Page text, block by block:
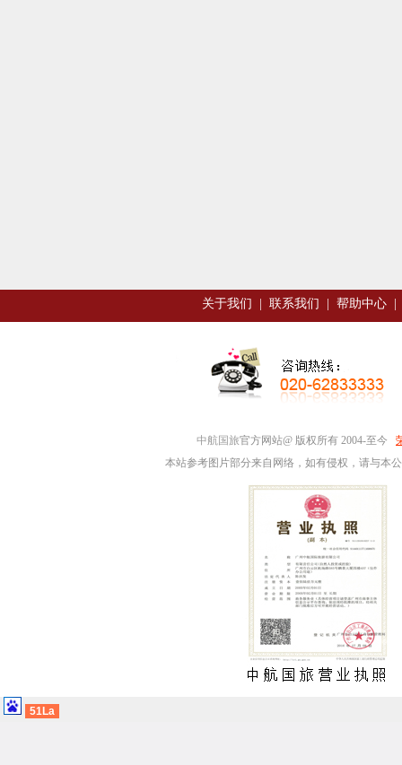
关于我们 联系我们 帮助中心
中航国旅官方网站@ 版权所有 2004-至今
本站参考图片部分来自网络，如有侵权，请与本
51La